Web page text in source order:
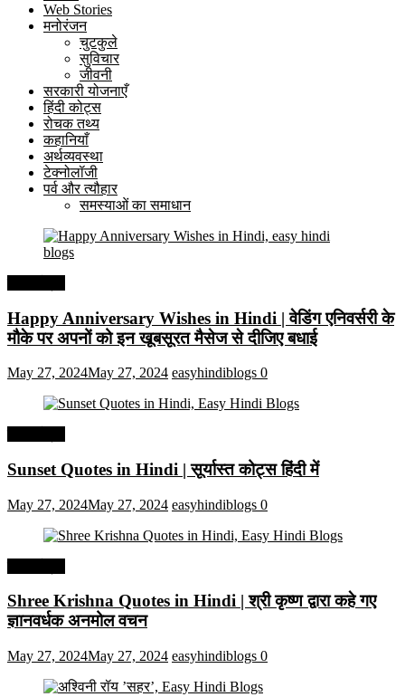
Web Stories
मनोरंजन
चुटकुले
सुविचार
जीवनी
सरकारी योजनाएँ
हिंदी कोट्स
रोचक तथ्य
कहानियाँ
अर्थव्यवस्था
टेक्नोलॉजी
पर्व और त्यौहार
समस्याओं का समाधान
Happy Anniversary Wishes in Hindi | वेडिंग एनिवर्सरी के
मौके पर अपनों को इन खूबसूरत मैसेज से दीजिए बधाई
May 27, 2024May 27, 2024 easyhindiblogs 0
Sunset Quotes in Hindi | सूर्यास्त कोट्स हिंदी में
May 27, 2024May 27, 2024 easyhindiblogs 0
Shree Krishna Quotes in Hindi | श्री कृष्ण द्वारा कहे गए
ज्ञानवर्धक अनमोल वचन
May 27, 2024May 27, 2024 easyhindiblogs 0